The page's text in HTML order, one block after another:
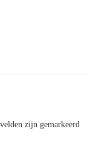
zijn gemarkeerd